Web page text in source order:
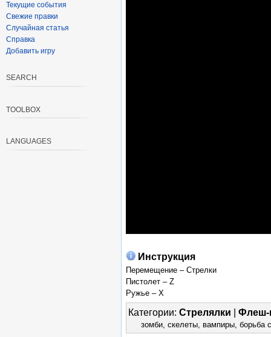
Инструкция
Перемещение – Стрелки
Пистолет – Z
Ружье – X
Категории: Стрелялки | Флеш-
зомби, скелеты, вампиры, борьба
Текущие события
Свежие правки
Случайная статья
Справка
Добавить игру
SEARCH
TOOLBOX
LANGUAGES